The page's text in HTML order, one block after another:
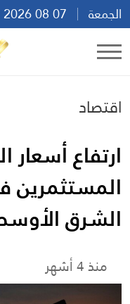
الجمعة
اقتصاد
ارتفاع أسعار
المستثمرين
الشرق
منذ 4 أشهر